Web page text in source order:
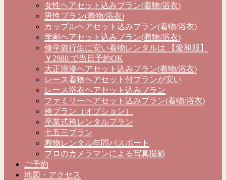
女性ヘアセット込みプラン(着物/浴衣)
男性プラン(着物/浴衣)
カップルヘアセット込みプラン(着物/浴衣)
学割ヘアセット込みプラン(着物/浴衣)
修学旅行生に安い着物レンタルは 【愛和服】
￥2980 で当日予約OK
大正浪漫ヘアセット込みプラン(着物/浴衣)
レース着物ヘアセット付プランが安い
レース浴衣ヘアセット込みプラン
ファミリーヘアセット込みプラン(着物/浴衣)
袴プラン（オプション）
卒業式袴レンタルプラン
七五三プラン
着物レンタル年間パスポート
プロのカメラマンによる写真撮影
ご予約
地図・アクセス